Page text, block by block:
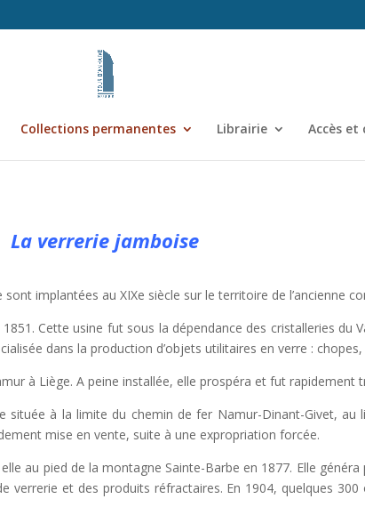
Collections permanentes Librairie Accès
La verrerie jamboise
implantées au XIXe siècle sur le territoire de l’ancienne
Cette usine fut sous la dépendance des cristalleries du
dans la production d’objets utilitaires en verre :
à Liège. A peine installée, elle prospéra et fut rapidement
située à la limite du chemin de fer Namur-Dinant-Givet, au
mise en vente, suite à une expropriation forcée.
au pied de la montagne Sainte-Barbe en 1877. Elle
verrerie et des produits réfractaires. En 1904, quelques